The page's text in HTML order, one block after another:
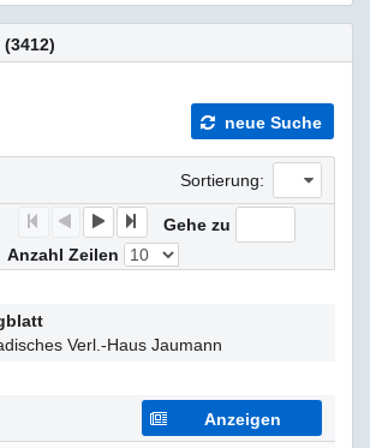
neue Suche
Sortierung:
Gehe zu
Anzahl Zeilen
Verl.-Haus Jaumann
Anzeigen